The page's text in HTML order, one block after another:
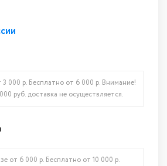
3 000 р. Бесплатно от 6 000 р. Внимание!
руб. доставка не осуществляется.
от 6 000 р. Бесплатно от 10 000 р.